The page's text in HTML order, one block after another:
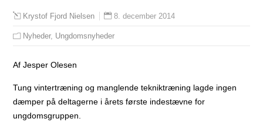
Krystof Fjord Nielsen 8. december 2014
Nyheder, Ungdomsnyheder
Af Jesper Olesen
Tung vintertræning og manglende tekniktræning lagde ingen
dæmper på deltagerne i årets første indestævne for
ungdomsgruppen.